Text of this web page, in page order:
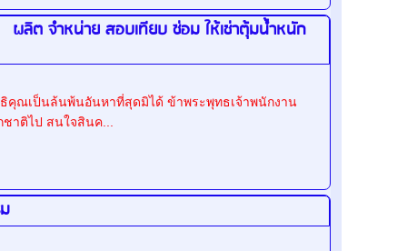
จำหน่าย สอบเทียบ ซ่อม ให้เช่าตุ้มน้ำหนัก
คุณเป็นล้นพ้นอันหาที่สุดมิได้ ข้าพระพุทธเจ้าพนักงาน
าติไป สนใจสินค...